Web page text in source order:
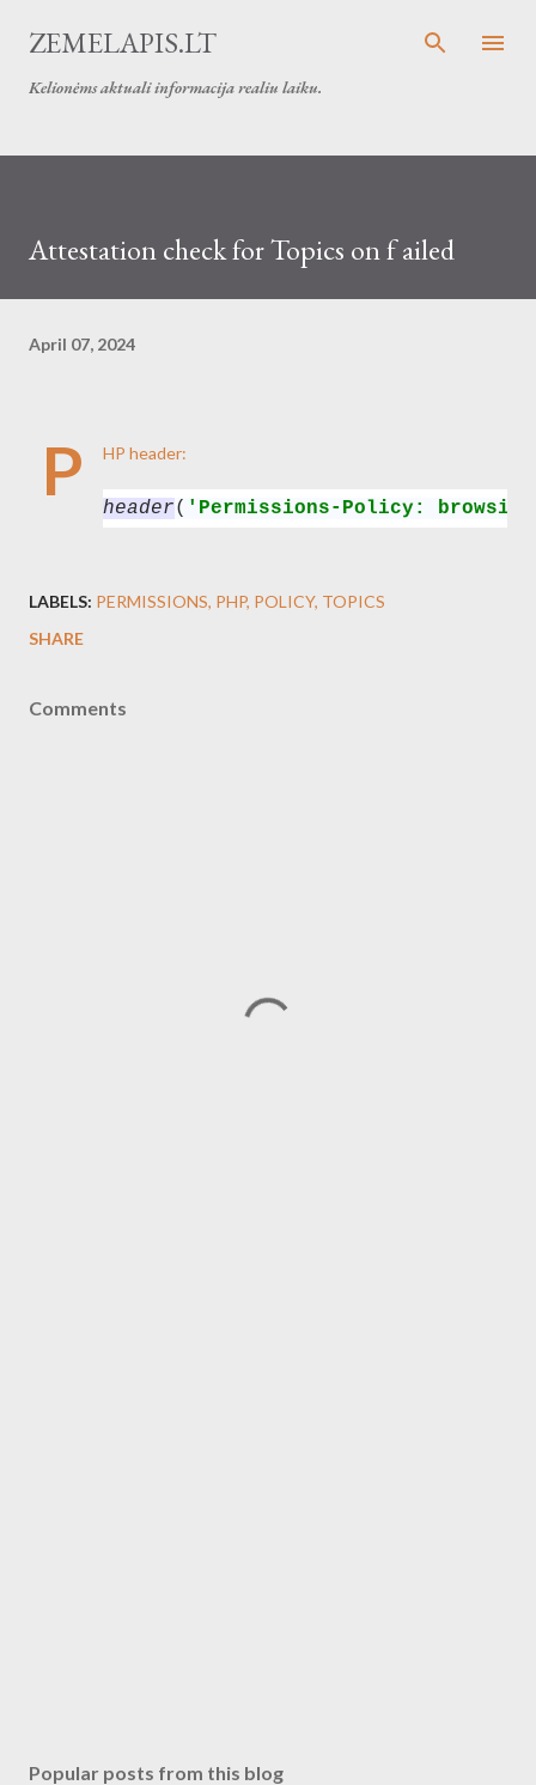
Skip to main content
ZEMELAPIS.LT
Kelionėms aktuali informacija realiu laiku.
Attestation check for Topics onf ailed
April 07, 2024
P HP header:
header( 'Permissions-Policy:
LABELS: PERMISSIONS PHP POLICY TOPICS
SHARE
Comments
Popular posts from this blog